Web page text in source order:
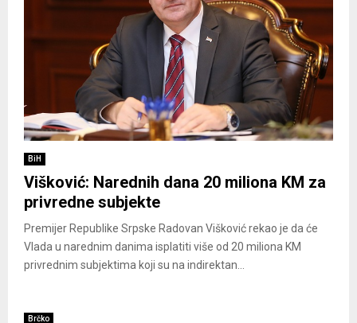
BiH
Višković: Narednih dana 20 miliona KM za
privredne subjekte
Premijer Republike Srpske Radovan Višković rekao je da će
Vlada u narednim danima isplatiti više od 20 miliona KM
privrednim subjektima koji su na indirektan...
Brčko